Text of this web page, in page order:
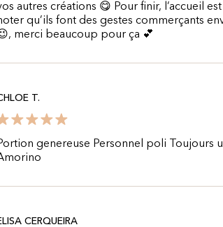
autres créations 😋 Pour finir, l’accueil
qu’ils font des gestes commerçants
merci beaucoup pour ça 💕
T.
genereuse Personnel poli Toujours
CERQUEIRA